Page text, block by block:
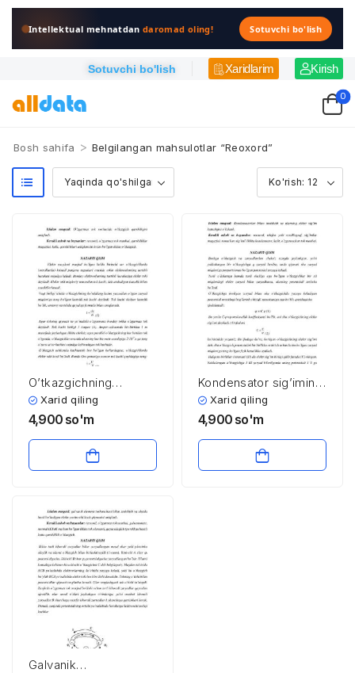
Intellektual mehnatdandaromad oling! Sotuvchi bo'lish
Sotuvchi bo'lish Xaridlarim Kirish
0
Bosh sahifa > Belgilangan mahsulotlar “Reoxord”
O’tkazgichning
qarshiligini o’zgarmas
tok ko’prigi yordamida
Xarid qiling
4,900 so'm
Kondеnsator sig’imini
uitson ko’prigi
yordamida o’lchash
Xarid qiling
4,900 so'm
Galvanik